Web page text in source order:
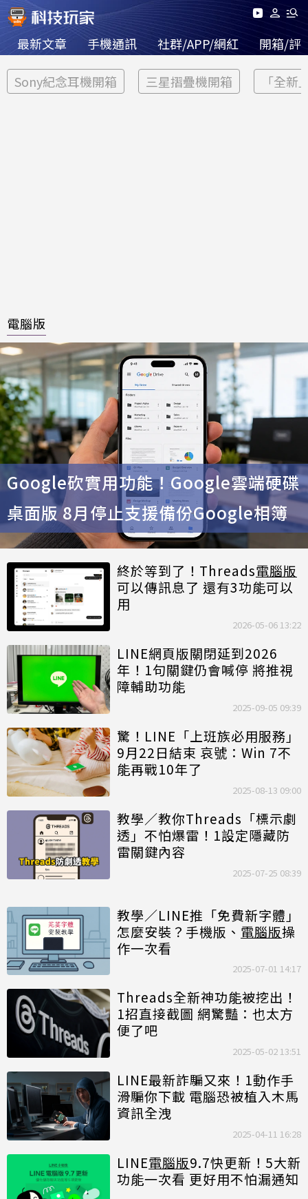
最新文章 手機通訊 社群/APP/網紅 開箱/評
Sony紀念耳機開箱 三星摺疊機開箱 「全新
電腦版
Google砍實用功能！Google雲端硬碟
桌面版 8月停止支援備份Google相簿
終於等到了！Threads電腦版
可以傳訊息了 還有3功能可以
用
2026-05-06 13:22
LINE網頁版關閉延到2026
年！1句關鍵仍會喊停 將推視
障輔助功能
2025-09-05 09:39
驚！LINE「上班族必用服務」
9月22日結束 哀號：Win 7不
能再戰10年了
2025-08-13 09:00
教學／教你Threads「標示劇
透」不怕爆雷！1設定隱藏防
雷關鍵內容
2025-07-25 08:39
教學／LINE推「免費新字體」
怎麼安裝？手機版、 電腦版操
作一次看
2025-07-01 14:17
Threads全新神功能被挖出！
1招直接截圖 網驚豔：也太方
便了吧
2025-05-02 13:51
LINE最新詐騙又來！1動作手
滑騙你下載 電腦恐被植入木馬
資訊全洩
2025-04-11 16:28
LINE電腦版9.7快更新！5大新
功能一次看 更好用不怕漏通知